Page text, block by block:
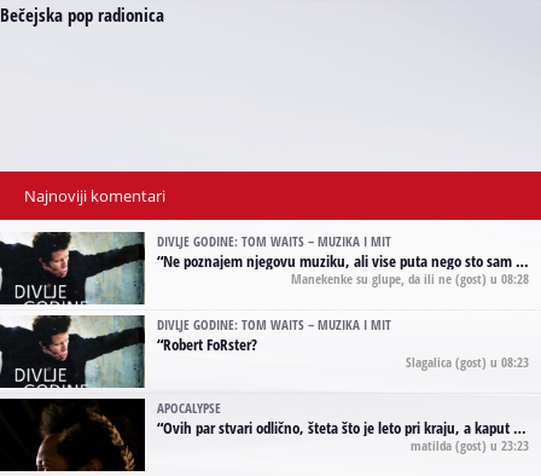
Bečejska pop radionica
Najnoviji komentari
DIVLJE GODINE: TOM WAITS – MUZIKA I MIT
“Ne poznajem njegovu muziku, ali vise puta nego sto sam to zazeleo gledao sam njegove umjetnicke slike na raznim stranama interneta. Te stoga zakljucujem da je Tom Waits Lady Gaga muzike namrstenih, ma
Manekenke su glupe, da ili ne (gost) u 08:28
DIVLJE GODINE: TOM WAITS – MUZIKA I MIT
“Robert FoRster?
Slagalica (gost) u 08:23
APOCALYPSE
“Ovih par stvari odlično, šteta što je leto pri kraju, a kaput koji te vervoatno podseća na pirotski ćilim je iz tradicije Navaho indijanaca ;)
matilda (gost) u 23:23